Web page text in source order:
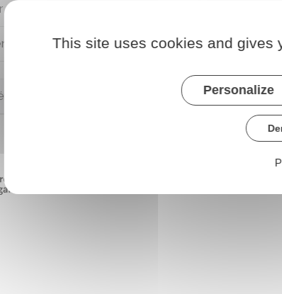
des meublés de tourisme
This site uses cookies and gives
Personalize